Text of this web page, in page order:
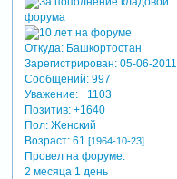
Откуда:Башкортостан
Зарегистрирован: 05-06-2011
Сообщений:997
Уважение: +1103
Позитив: +1640
Пол:Женский
Возраст:61 [1964-10-23]
Провел на форуме:
2 месяца 1 день